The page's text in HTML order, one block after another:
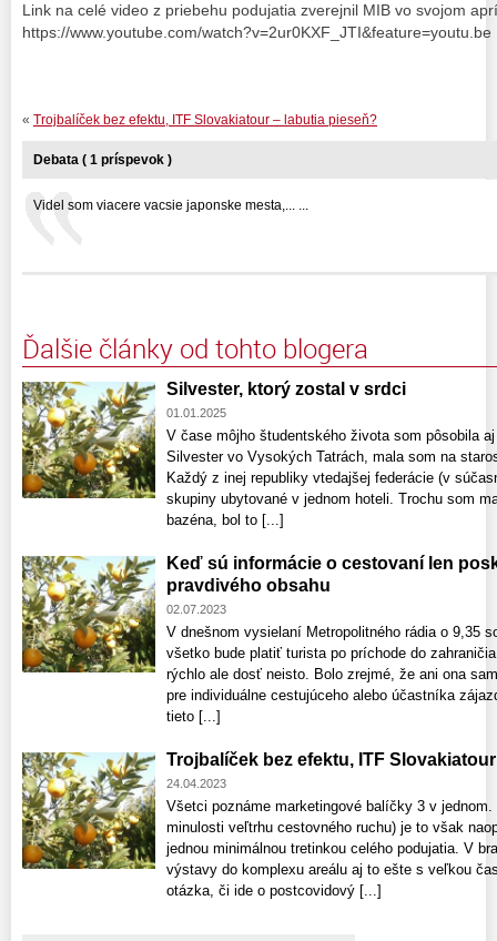
Link na celé video z priebehu podujatia zverejnil MIB vo svojom
https://www.youtube.com/watch?v=2ur0KXF_JTI&feature=youtu.be
« Trojbalíček bez efektu, ITF Slovakiatour – labutia pieseň?
Debata ( 1 príspevok )
Videl som viacere vacsie japonske mesta,... ...
Ďalšie články od tohto blogera
Silvester, ktorý zostal v srdci
01.01.2025
V čase môjho študentského života som pôsobila
Silvester vo Vysokých Tatrách, mala som na
Každý z inej republiky vtedajšej federácie (v
skupiny ubytované v jednom hoteli. Trochu som
bazéna, bol to [...]
Keď sú informácie o cestovaní len
pravdivého obsahu
02.07.2023
V dnešnom vysielaní Metropolitného rádia o 9,35
všetko bude platiť turista po príchode do
rýchlo ale dosť neisto. Bolo zrejmé, že ani ona
pre individuálne cestujúceho alebo účastníka
tieto [...]
Trojbalíček bez efektu, ITF
24.04.2023
Všetci poznáme marketingové balíčky 3 v
minulosti veľtrhu cestovného ruchu) je to však
jednou minimálnou tretinkou celého podujatia. V
výstavy do komplexu areálu aj to ešte s veľkou
otázka, či ide o postcovidový [...]